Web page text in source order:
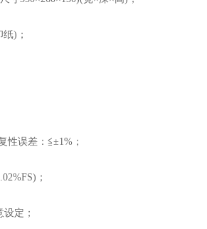
)；
误差：≦±1%；
；
定；